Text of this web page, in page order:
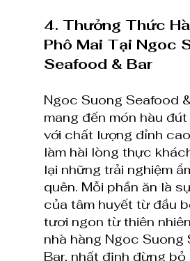
4. Thưởng Thức
Phô Mai Tại Ngoc
Seafood & Bar
Ngoc Suong Seafood
mang đến món hàu
với chất lượng đỉnh
làm hài lòng thực
lại những trải nghiệm
quên. Mỗi phần ăn là
của tâm huyết từ đầu
tươi ngon từ thiên
nhà hàng Ngoc Suong
Bar, nhất định đừng bỏ